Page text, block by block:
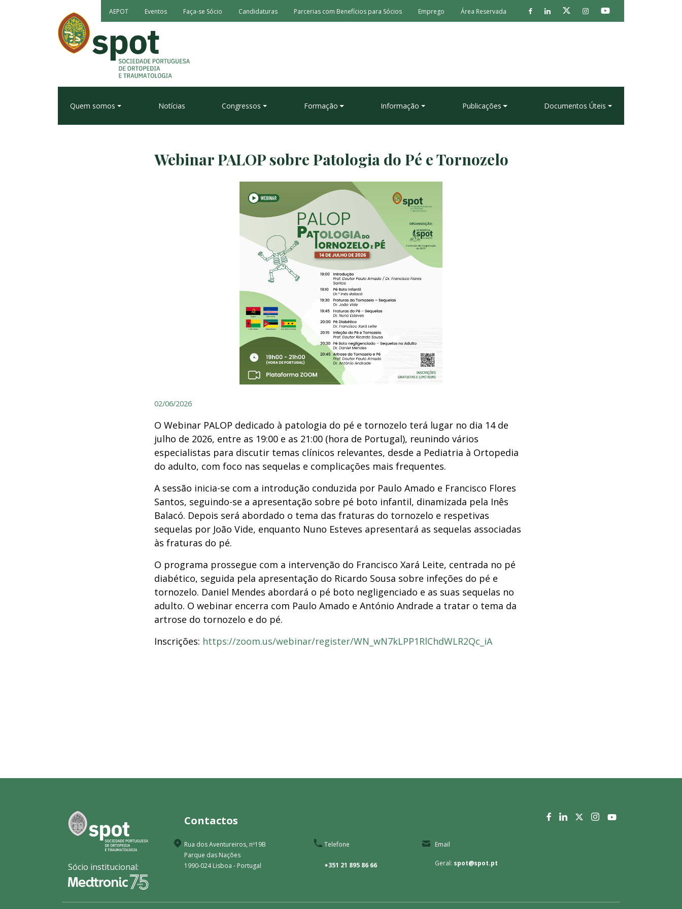
AEPOT Eventos Faça-se Sócio Candidaturas Parcerias com Benefícios para Sócios Emprego Área Reservada
Quem somos Notícias Congressos Formação Informação Publicações Documentos Úteis
Webinar PALOP sobre Patologia do Pé e Tornozelo
02/06/2026
O Webinar PALOP dedicado à patologia do pé e tornozelo terá lugar no dia 14 de
julho de 2026, entre as 19:00 e as 21:00 (hora de Portugal), reunindo vários
especialistas para discutir temas clínicos relevantes, desde a Pediatria à Ortopedia
do adulto, com foco nas sequelas e complicações mais frequentes.
A sessão inicia-se com a introdução conduzida por Paulo Amado e Francisco Flores
Santos, seguindo-se a apresentação sobre pé boto infantil, dinamizada pela Inês
Balacó. Depois será abordado o tema das fraturas do tornozelo e respetivas
sequelas por João Vide, enquanto Nuno Esteves apresentará as sequelas associadas
às fraturas do pé.
O programa prossegue com a intervenção do Francisco Xará Leite, centrada no pé
diabético, seguida pela apresentação do Ricardo Sousa sobre infeções do pé e
tornozelo. Daniel Mendes abordará o pé boto negligenciado e as suas sequelas no
adulto. O webinar encerra com Paulo Amado e António Andrade a tratar o tema da
artrose do tornozelo e do pé.
Inscrições: https://zoom.us/webinar/register/WN_wN7kLPP1RlChdWLR2Qc_iA
Sócio institucional:
Contactos
Rua dos Aventureiros, nº19B
Parque das Nações
1990-024 Lisboa - Portugal
Telefone
+351 21 895 86 66
Email
Geral: spot@spot.pt